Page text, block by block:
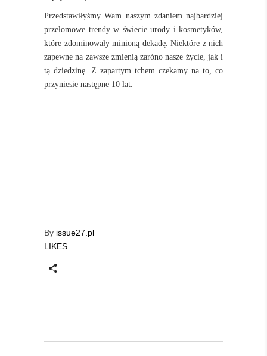
Przedstawiłyśmy Wam naszym zdaniem najbardziej
przełomowe trendy w świecie urody i kosmetyków,
które zdominowały minioną dekadę. Niektóre z nich
zapewne na zawsze zmienią zaróno nasze życie, jak i
tą dziedzinę. Z zapartym tchem czekamy na to, co
przyniesie następne 10 lat.
By issue27.pl
LIKES